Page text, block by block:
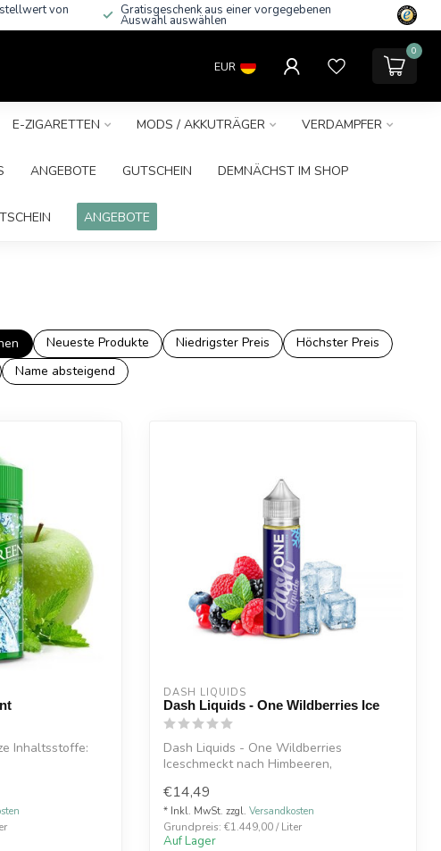
von Gratisgeschenk aus einer vorgegebenen
Auswahl auswählen
EUR
0
E-ZIGARETTEN MODS / AKKUTRÄGER VERDAMPFER
ANGEBOTE GUTSCHEIN DEMNÄCHST IM SHOP
ANGEBOTE
Neueste Produkte Niedrigster Preis
Höchster Preis
Name absteigend
Inhaltsstoffe:
DASH LIQUIDS
Dash Liquids - One Wildberries Ice
Dash Liquids - One Wildberries
Iceschmeckt nach Himbeeren,
€14,49
* Inkl. MwSt. zzgl. Versandkosten
Grundpreis: €1.449,00 / Liter
Auf Lager